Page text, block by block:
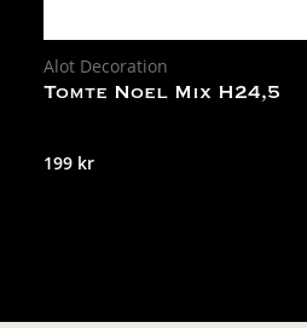
Alot Decoration
Tomte Noel Mix H24,5
199 kr